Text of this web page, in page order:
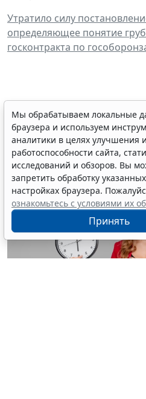
Утратило силу
определяющее понятие
госконтракта по
Срок
контракта с
контрагентом
7 августа 2026 16:55
Мы обрабатываем локальные
браузера и используем
аналитики в целях улучшения
работоспособности сайта,
исследований и обзоров. Вы
запретить обработку
настройках браузера.
ознакомьтесь с условиями их
Принять